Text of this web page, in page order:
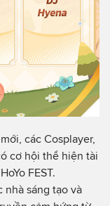
các Cosplayer,
cơ hội thể hiện tài
FEST.
nhà sáng tạo và